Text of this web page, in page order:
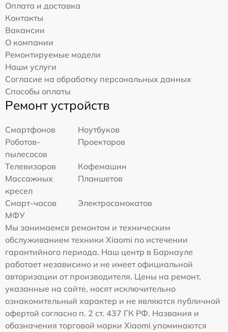
Оплата и доставка
Контакты
Вакансии
О компании
Ремонтируемые модели
Наши услуги
Согласие на обработку персональных данных
Способы оплаты
Ремонт устройств
Смартфонов
Ноутбуков
Роботов-
пылесосов
Проекторов
Телевизоров
Кофемашин
Массажных
кресел
Планшетов
Смарт-часов
Электросамокатов
МФУ
Мы занимаемся ремонтом и техническим
обслуживанием техники Xiaomi по истечении
гарантийного периода. Наш центр в Барнауле
работает независимо и не имеет официальной
авторизации от производителя. Цены на ремонт,
указанные на сайте, носят исключительно
ознакомительный характер и не являются публичной
офертой согласно п. 2 ст. 437 ГК РФ. Названия и
обозначения торговой марки Xiaomi упоминаются